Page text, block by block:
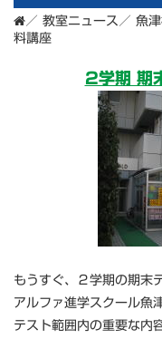
／ 教室ニュース ／ 魚
料講座
2学期 期
もうすぐ、２学期の期末
アルファ進学スクール魚
テスト範囲内の重要な内